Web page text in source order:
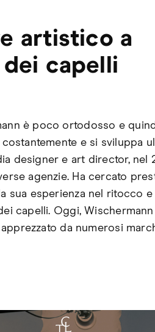
artistico a
capelli
è poco ortodosso e
e si sviluppa
designer e art director, nel
agenzie. Ha cercato
sua esperienza nel ritocco
capelli. Oggi,
da numerosi